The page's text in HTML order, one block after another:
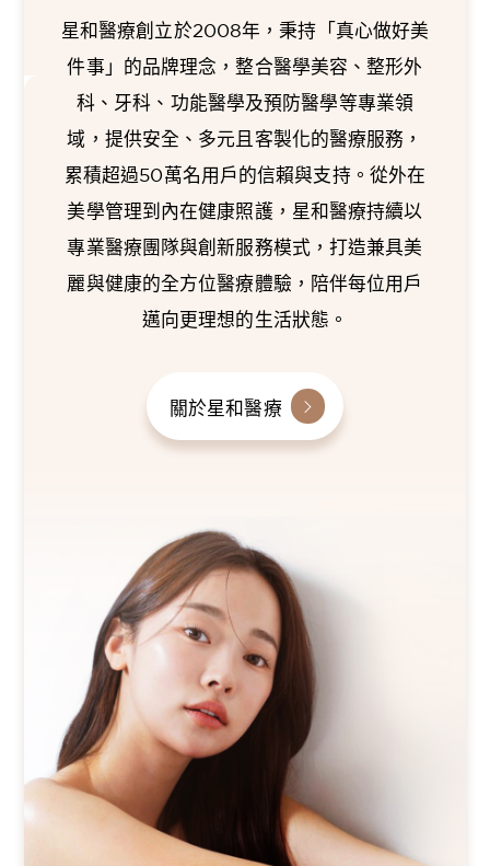
星和醫療創立於2008年，秉持「真心做好美
件事」的品牌理念，整合醫學美容、整形外
科、牙科、功能醫學及預防醫學等專業領
域，提供安全、多元且客製化的醫療服務，
累積超過50萬名用戶的信賴與支持。從外在
美學管理到內在健康照護，星和醫療持續以
專業醫療團隊與創新服務模式，打造兼具美
麗與健康的全方位醫療體驗，陪伴每位用戶
邁向更理想的生活狀態。
關於星和醫療